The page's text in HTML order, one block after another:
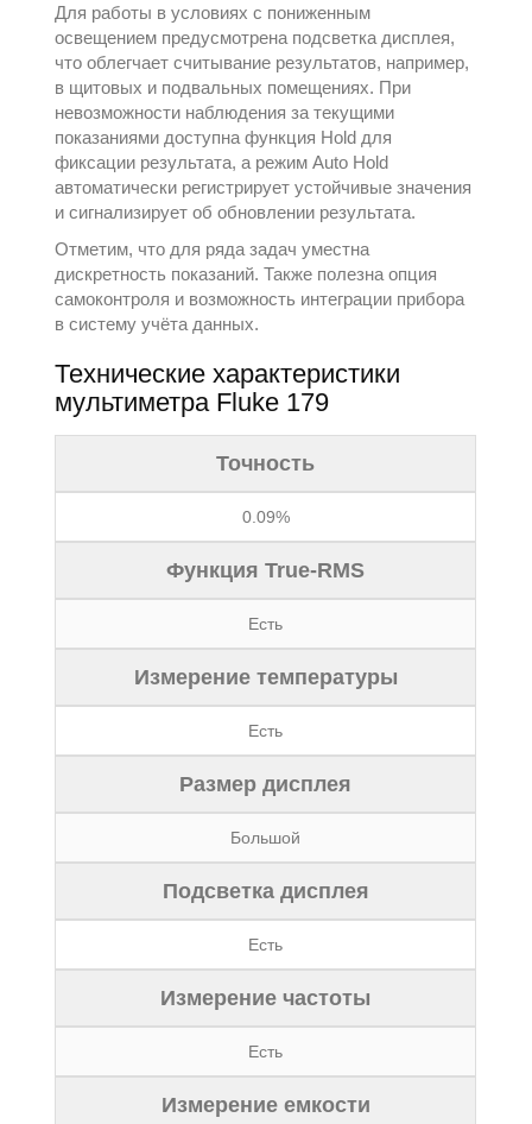
Для работы в условиях с пониженным
освещением предусмотрена подсветка дисплея,
что облегчает считывание результатов, например,
в щитовых и подвальных помещениях. При
невозможности наблюдения за текущими
показаниями доступна функция Hold для
фиксации результата, а режим Auto Hold
автоматически регистрирует устойчивые значения
и сигнализирует об обновлении результата.
Отметим, что для ряда задач уместна
дискретность показаний. Также полезна опция
самоконтроля и возможность интеграции прибора
в систему учёта данных.
Технические характеристики
мультиметра Fluke 179
Точность
0.09%
Функция True-RMS
Есть
Измерение температуры
Есть
Размер дисплея
Большой
Подсветка дисплея
Есть
Измерение частоты
Есть
Измерение емкости